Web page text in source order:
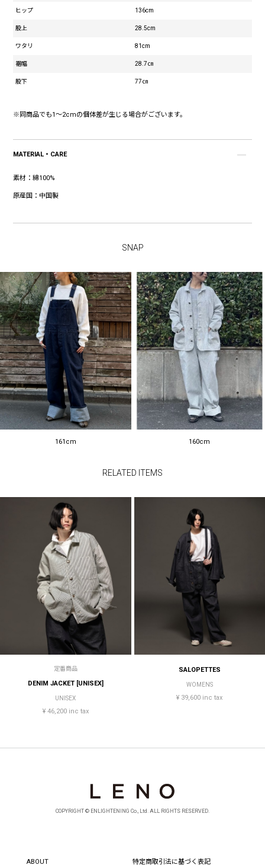
ヒップ
股上
ワタリ
裾幅
股下
136cm
28.5cm
81cm
28.7㎝
77㎝
※同商品でも1～2cmの個体差が生じる場合がございます。
MATERIAL・CARE
素材：綿100%
原産国： 中国製
SNAP
161cm 160cm
RELATED ITEMS
定番商品
DENIM JACKET [UNISEX]
UNISEX
¥ 46,200 inc tax
SALOPETTES
WOMENS
¥ 39,600 inc tax
COPYRIGHT © ENLIGHTENING Co., Ltd. ALL RIGHTS RESERVED.
ABOUT 特定商取引法に基づく表記